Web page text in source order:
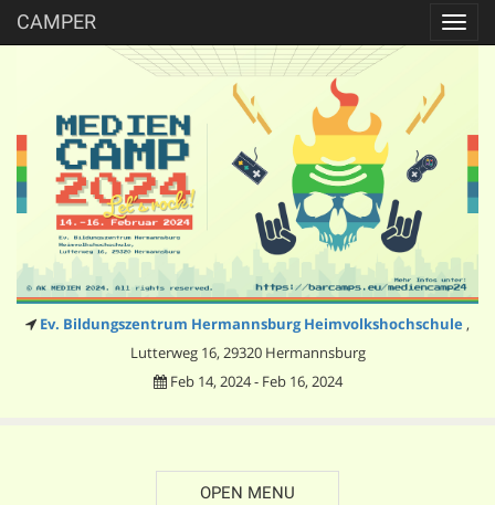
CAMPER
Ev. Bildungszentrum Hermannsburg Heimvolkshochschule ,
Lutterweg 16, 29320 Hermannsburg
Feb 14, 2024 - Feb 16, 2024
OPEN MENU